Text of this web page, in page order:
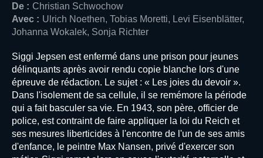
De : Christian Schwochow
Avec : Ulrich Noethen, Tobias Moretti, Levi Eisenblätter,
Johanna Wokalek, Sonja Richter
Siggi Jepsen est enfermé dans une prison pour jeunes
délinquants après avoir rendu copie blanche lors d'une
épreuve de rédaction. Le sujet : « Les joies du devoir ».
Dans l'isolement de sa cellule, il se remémore la période
qui a fait basculer sa vie. En 1943, son père, officier de
police, est contraint de faire appliquer la loi du Reich et
ses mesures liberticides à l'encontre de l'un de ses amis
d'enfance, le peintre Max Nansen, privé d'exercer son